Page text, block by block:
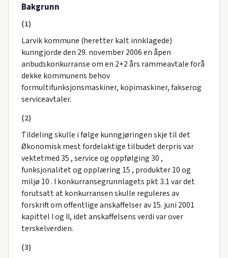
Bakgrunn
(1)
Larvik kommune (heretter kalt innklagede)
kunngjorde den 29. november 2006 en åpen
anbudskonkurranse om en 2+2 års rammeavtale forå
dekke kommunens behov
formultifunksjonsmaskiner, kopimaskiner, fakserog
serviceavtaler.
(2)
Tildeling skulle i følge kunngjøringen skje til det
Økonomisk mest fordelaktige tilbudet derpris var
vektetmed 35 , service og oppfølging 30 ,
funksjonalitet og opplæring 15 , produkter 10 og
miljø 10 . I konkurransegrunnlagets pkt 3.1 var det
forutsatt at konkurransen skulle reguleres av
forskrift om offentlige anskaffelser av 15. juni 2001
kapittel I og II, idet anskaffelsens verdi var over
terskelverdien.
(3)